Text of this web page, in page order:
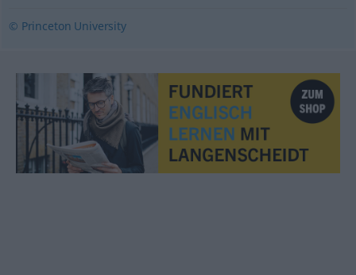
© Princeton University